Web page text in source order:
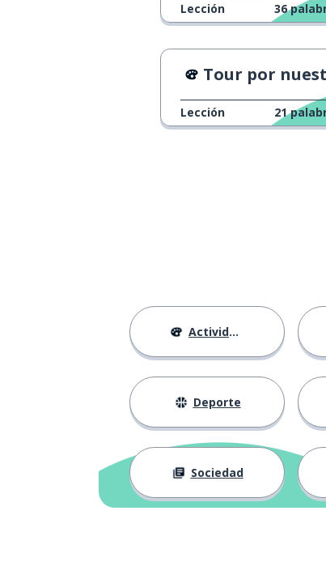
Lección 36
Tour por nuestra
Lección 21
Actividades
Deporte
Sociedad